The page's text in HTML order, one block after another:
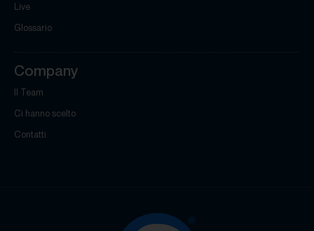
Live
Glossario
Company
Il Team
Ci hanno scelto
Contatti